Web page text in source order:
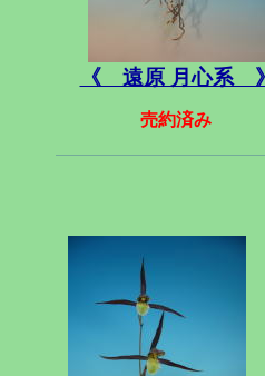
《 遠原 月心系
売約済み